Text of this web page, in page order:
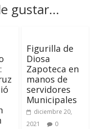
gustar...
Figurilla de
Diosa
Zapoteca en
manos de
servidores
Municipales
diciembre 20,
2021
0